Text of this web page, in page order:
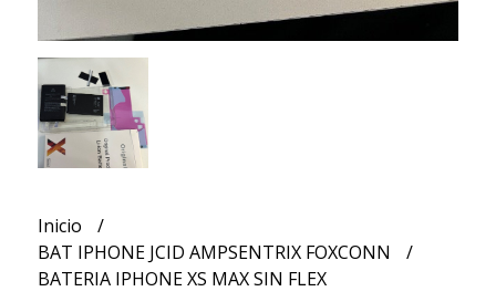
Inicio
BAT IPHONE JCID AMPSENTRIX FOXCONN
BATERIA IPHONE XS MAX SIN FLEX